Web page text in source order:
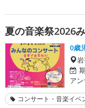
夏の音楽祭2026
0歳
ア
コンサート・音楽イベ